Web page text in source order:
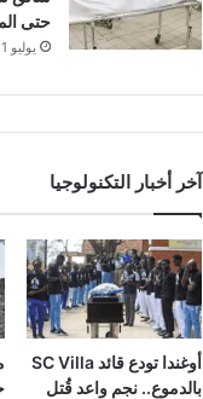
حتى
يوليو 1, 2025
آخر أخبار التكنولوجيا
أوغندا تودع قائد SC Villa
بالدموع.. نجم واعد قُتل